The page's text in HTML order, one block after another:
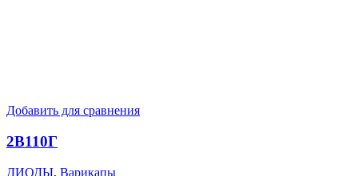
Добавить для сравнения
2В110Г
ДИОДЫ, Варикапы